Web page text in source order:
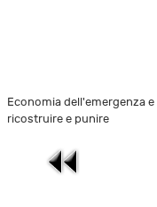
Economia dell'emergenza
ricostruire e punire